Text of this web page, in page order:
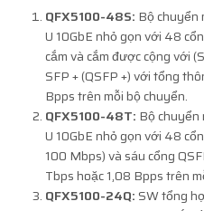
QFX5100-48S: Bộ chuyển
U 10GbE nhỏ gọn với 48
cắm và cắm được cộng với
SFP + (QSFP +) với tổng
Bpps trên mỗi bộ chuyển.
QFX5100-48T: Bộ chuyển
U 10GbE nhỏ gọn với 48
100 Mbps) và sáu cổng
Tbps hoặc 1,08 Bpps trên
QFX5100-24Q:SW tổng